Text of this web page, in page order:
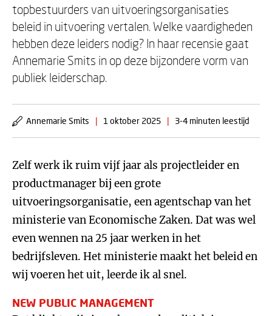
topbestuurders van uitvoeringsorganisaties
beleid in uitvoering vertalen. Welke vaardigheden
hebben deze leiders nodig? In haar recensie gaat
Annemarie Smits in op deze bijzondere vorm van
publiek leiderschap.
Annemarie Smits | 1 oktober 2025 | 3-4 minuten leestijd
Zelf werk ik ruim vijf jaar als projectleider en
productmanager bij een grote
uitvoeringsorganisatie, een agentschap van het
ministerie van Economische Zaken. Dat was wel
even wennen na 25 jaar werken in het
bedrijfsleven. Het ministerie maakt het beleid en
wij voeren het uit, leerde ik al snel.
NEW PUBLIC MANAGEMENT